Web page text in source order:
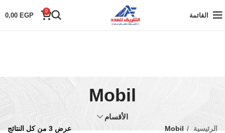
القائمة
0
0,00 EGP
Mobil
الأقسام
الرئيسية Mobil عرض ⁦3⁩ من كل النتائج